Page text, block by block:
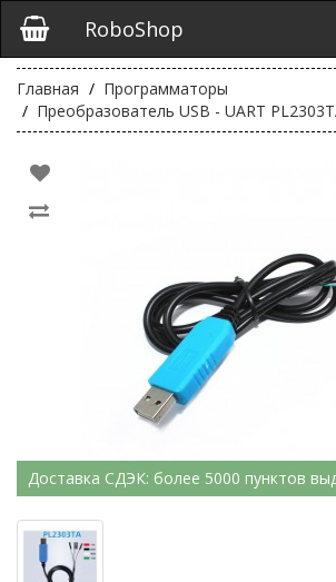
RoboShop
Главная
Программаторы
Преобразователь USB - UART
Доставка СДЭК: более 5000 пунктов